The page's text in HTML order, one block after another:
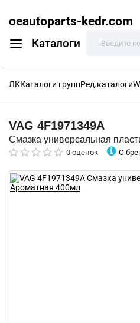
oeautoparts-kedr.com
Каталоги
ЛККаталоги группРед.каталоги
VAG 4F1971349A
Смазка универсальная
0 оценок О